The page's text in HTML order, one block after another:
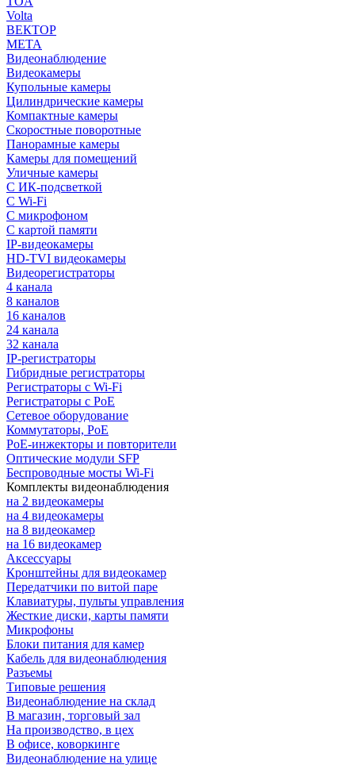
Volta
ВЕКТОР
МЕТА
Видеонаблюдение
Видеокамеры
Купольные камеры
Цилиндрические камеры
Компактные камеры
Скоростные поворотные
Панорамные камеры
Камеры для помещений
Уличные камеры
С ИК-подсветкой
С Wi-Fi
С микрофоном
С картой памяти
IP-видеокамеры
HD-TVI видеокамеры
Видеорегистраторы
4 канала
8 каналов
16 каналов
24 канала
32 канала
IP-регистраторы
Гибридные регистраторы
Регистраторы с Wi-Fi
Регистраторы с PoE
Сетевое оборудование
Коммутаторы, PoE
PoE-инжекторы и повторители
Оптические модули SFP
Беспроводные мосты Wi-Fi
Комплекты видеонаблюдения
на 2 видеокамеры
на 4 видеокамеры
на 8 видеокамер
на 16 видеокамер
Аксессуары
Кронштейны для видеокамер
Передатчики по витой паре
Клавиатуры, пульты управления
Жесткие диски, карты памяти
Микрофоны
Блоки питания для камер
Кабель для видеонаблюдения
Разъемы
Типовые решения
Видеонаблюдение на склад
В магазин, торговый зал
На производство, в цех
В офисе, коворкинге
Видеонаблюдение на улице